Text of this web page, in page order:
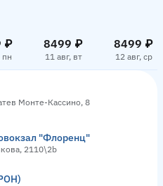
₽
пн
8499 ₽
11 авг, вт
8499 ₽
12 авг, ср
Монте-Кассино, 8
"Флоренц"
2110\2b